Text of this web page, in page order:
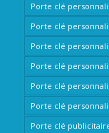
Porte clé
Porte clé
Porte clé
Porte clé
Porte clé
Porte clé
Porte clé